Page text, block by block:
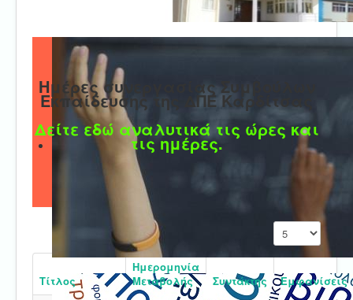
Ημέρες συνεργασίας Συμβούλων
Εκπαίδευσης της ΔΠΕ Καρδίτσας
Δείτε εδώ αναλυτικά τις ώρες και
τις ημέρες.
Εμφάνιση #
Τίτλος
Ημερομηνία
Μεταβολής
Συντάκτης
Εμφανίσεις